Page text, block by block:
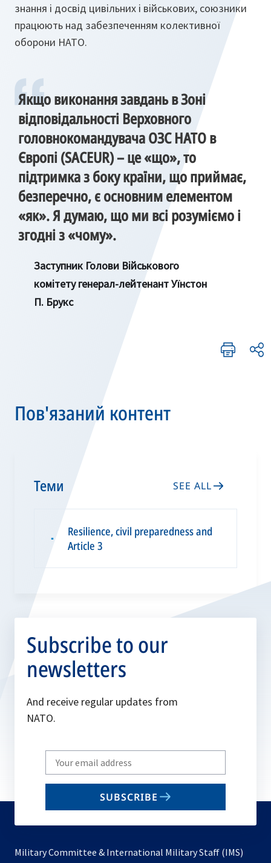
знання і досвід цивільних і військових, союзники
працюють над забезпеченням колективної
оборони НАТО.
Якщо виконання завдань в Зоні
відповідальності Верховного
головнокомандувача ОЗС НАТО в
Європі (SACEUR) – це «що», то
підтримка з боку країни, що приймає,
безперечно, є основним елементом
«як». Я думаю, що ми всі розуміємо і
згодні з «чому».
Заступник Голови Військового
комітету генерал-лейтенант Уїнстон
П. Брукс
Пов'язаний контент
Теми SEE ALL
▪
Resilience, civil preparedness and
Article 3
Subscribe to our
newsletters
And receive regular updates from
NATO.
Write
your
email
SUBSCRIBE
Military Committee & International Military Staff (IMS)